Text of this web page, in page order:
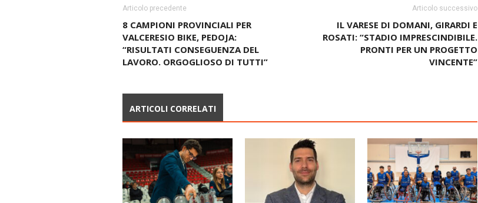
Articolo precedente
8 CAMPIONI PROVINCIALI PER
VALCERESIO BIKE, PEDOJA:
“RISULTATI CONSEGUENZA DEL
LAVORO. ORGOGLIOSO DI TUTTI”
Articolo successivo
IL VARESE DI DOMANI, GIRARDI E
ROSATI: “STADIO IMPRESCINDIBILE.
PRONTI PER UN PROGETTO
VINCENTE”
ARTICOLI CORRELATI